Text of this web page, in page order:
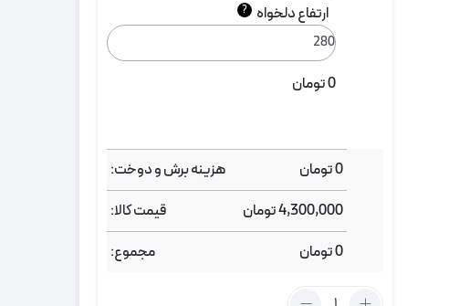
ارتفاع دلخواه
?
0تومان
هزینه برش و دوخت: 0تومان
قیمت کالا:
4,300,000تومان
مجموع:
0تومان
تعداد: